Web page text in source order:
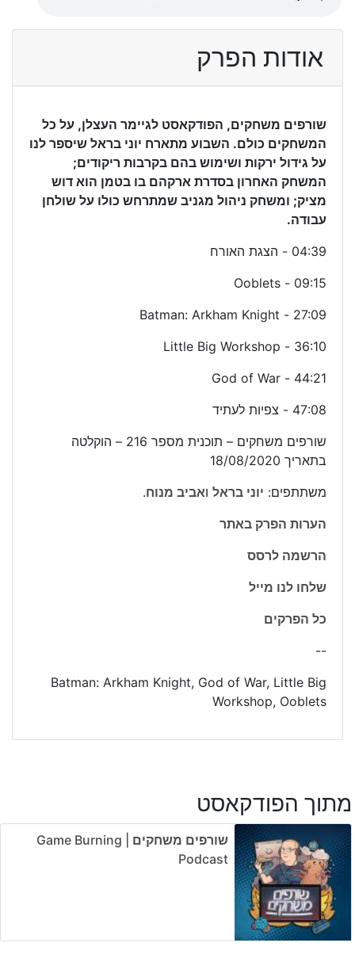
אודות הפרק
שורפים משחקים, הפודקאסט לגיימר העצלן, על כל
המשחקים כולם. השבוע מתארח יוני בראל שיספר לנו
על גידול ירקות ושימוש בהם בקרבות ריקודים;
המשחק האחרון בסדרת ארקהם בו בטמן הוא דוש
מציק; ומשחק ניהול מגניב שמתרחש כולו על שולחן
עבודה.
04:39 - הצגת האורח
09:15 - Ooblets
27:09 - Batman: Arkham Knight
36:10 - Little Big Workshop
44:21 - God of War
47:08 - צפיות לעתיד
שורפים משחקים – תוכנית מספר 216 – הוקלטה
בתאריך 18/08/2020
משתתפים: יוני בראל ואביב מנוח.
הערות הפרק באתר
הרשמה לרסס
שלחו לנו מייל
כל הפרקים
--
Batman: Arkham Knight, God of War, Little Big
Workshop, Ooblets
מתוך הפודקאסט
שורפים משחקים | Game Burning
Podcast